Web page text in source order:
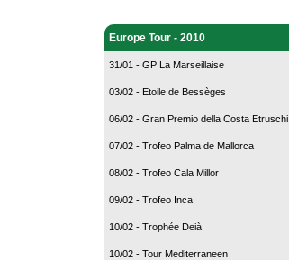
Europe Tour - 2010
31/01 - GP La Marseillaise
03/02 - Etoile de Bessèges
06/02 - Gran Premio della Costa Etruschi
07/02 - Trofeo Palma de Mallorca
08/02 - Trofeo Cala Millor
09/02 - Trofeo Inca
10/02 - Trophée Deià
10/02 - Tour Mediterraneen